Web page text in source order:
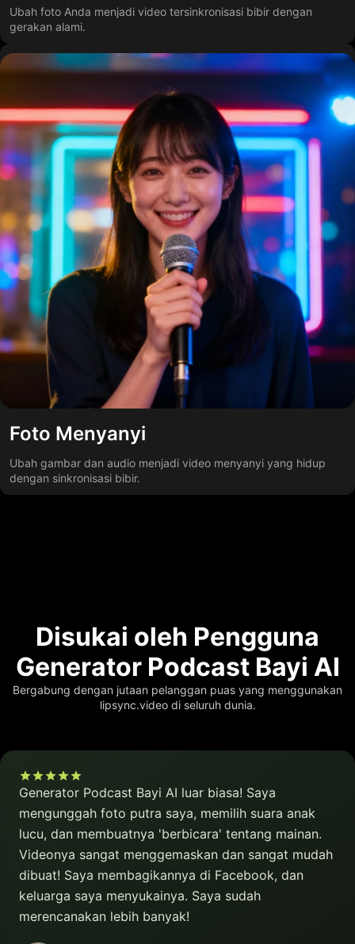
Ubah foto Anda menjadi video tersinkronisasi bibir dengan
gerakan alami.
Foto Menyanyi
Ubah gambar dan audio menjadi video menyanyi yang hidup
dengan sinkronisasi bibir.
Disukai oleh Pengguna
Generator Podcast Bayi AI
Bergabung dengan jutaan pelanggan puas yang menggunakan
lipsync.video di seluruh dunia.
Generator Podcast Bayi AI luar biasa! Saya
mengunggah foto putra saya, memilih suara anak
lucu, dan membuatnya 'berbicara' tentang mainan.
Videonya sangat menggemaskan dan sangat mudah
dibuat! Saya membagikannya di Facebook, dan
keluarga saya menyukainya. Saya sudah
merencanakan lebih banyak!